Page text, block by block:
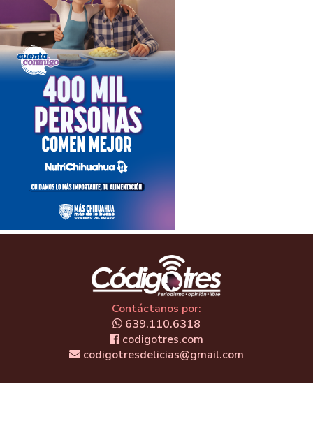
Contáctanos por:
639.110.6318
codigotres.com
codigotresdelicias@gmail.com